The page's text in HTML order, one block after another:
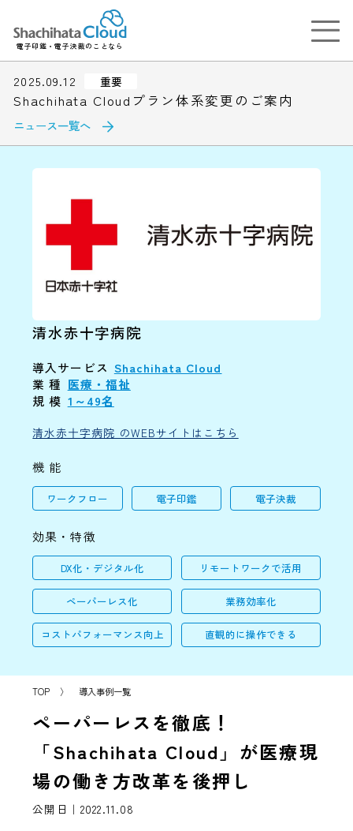
電子印鑑・電子決裁のことなら
2025.09.12 重要
Shachihata Cloudプラン体系変更のご案内
ニュース一覧へ
清水赤十字病院
導入サービス Shachihata Cloud
業 種 医療・福祉
規 模 1～49名
清水赤十字病院 のWEBサイトはこちら
機 能
ワークフロー 電子印鑑 電子決裁
効果・特徴
DX化・デジタル化 リモートワークで活用
ペーパーレス化 業務効率化
コストパフォーマンス向上 直観的に操作できる
TOP 〉 導入事例一覧
ペーパーレスを徹底！
「Shachihata Cloud」が医療現
場の働き方改革を後押し
公開日｜2022.11.08